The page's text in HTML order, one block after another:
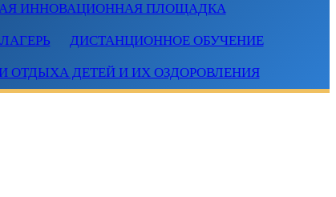
ИННОВАЦИОННАЯ ПЛОЩАДКА
ЛАГЕРЬ ДИСТАНЦИОННОЕ ОБУЧЕНИЕ
ОТДЫХА ДЕТЕЙ И ИХ ОЗДОРОВЛЕНИЯ